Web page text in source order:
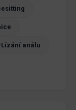
Lízání análu